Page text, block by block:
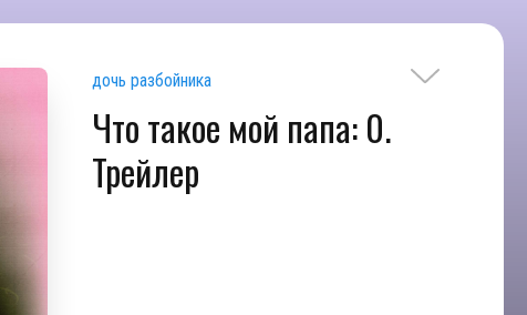
дочь разбойника
Что такое мой папа: 0.
Трейлер